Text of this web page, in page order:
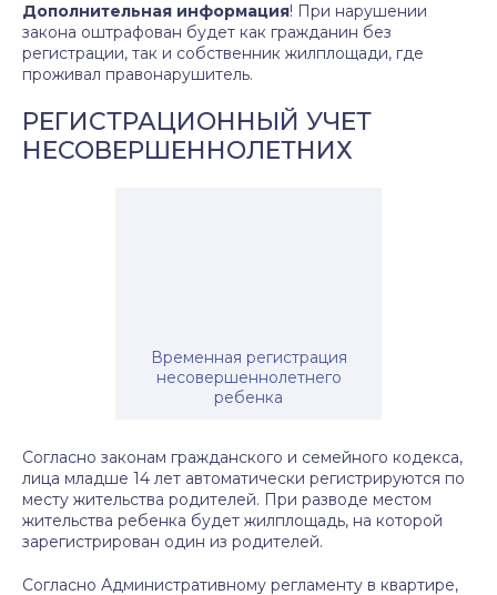
Дополнительная информация! При нарушении
закона оштрафован будет как гражданин без
регистрации, так и собственник жилплощади, где
проживал правонарушитель.
РЕГИСТРАЦИОННЫЙ УЧЕТ
НЕСОВЕРШЕННОЛЕТНИХ
Временная регистрация
несовершеннолетнего
ребенка
Согласно законам гражданского и семейного кодекса,
лица младше 14 лет автоматически регистрируются по
месту жительства родителей. При разводе местом
жительства ребенка будет жилплощадь, на которой
зарегистрирован один из родителей.
Согласно Административному регламенту в квартире,